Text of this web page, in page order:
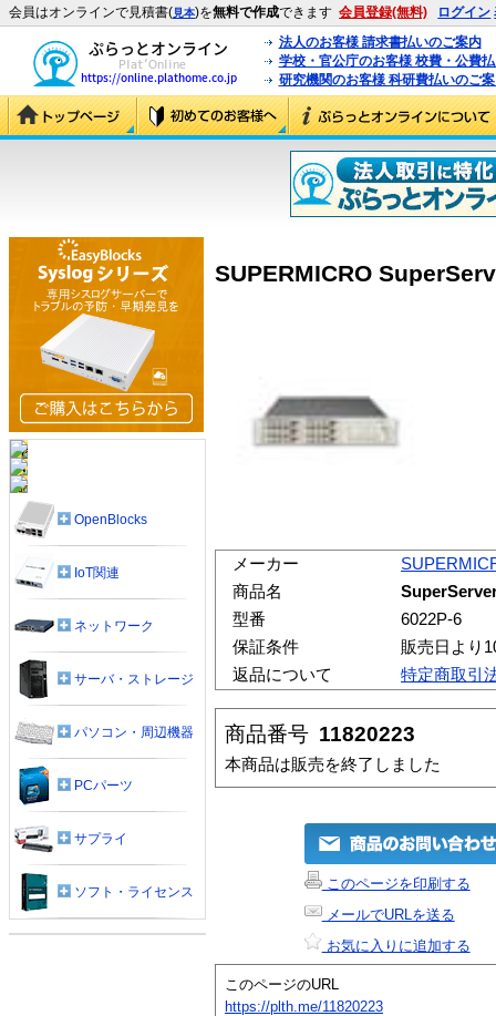
会員はオンラインで見積書(見本)を無料で作成できます 会員登録(無料) ログイン
法人のお客様 請求書払いのご案内
学校・官公庁のお客様 校費・公費
研究機関のお客様 科研費払いのご
SUPERMICRO
メーカー
商品名
型番
6022P-6
保証条件
販売日より
返品について
特定商取引
商品番号 11820223
本商品は販売を終了しました
このページを印刷する
メールでURLを送る
お気に入りに追加する
このページのURL
https://plth.me/11820223
OpenBlocks
IoT関連
ネットワーク
サーバ・ストレージ
パソコン・周辺機器
PCパーツ
サプライ
ソフト・ライセンス